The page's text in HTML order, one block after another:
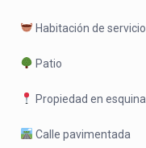
Habitación de servicio
Patio
Propiedad en esquina
Calle pavimentada